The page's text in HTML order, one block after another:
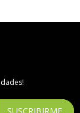
SUSCRIBIRME